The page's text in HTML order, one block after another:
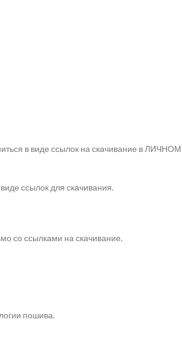
в виде ссылок на скачивание в ЛИЧНОМ
ссылок для скачивания.
со ссылками на скачивание.
пошива.